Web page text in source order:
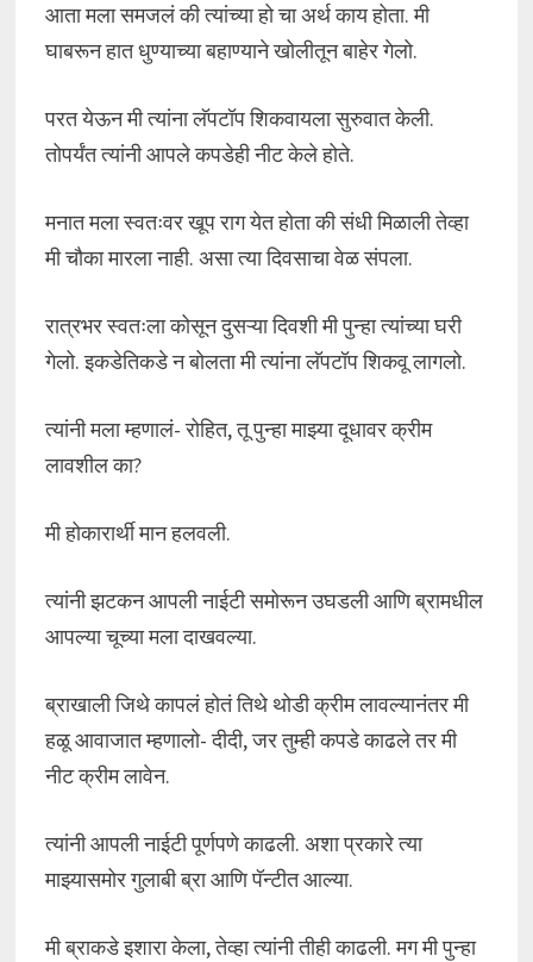
आता मला समजलं की त्यांच्या हो चा अर्थ काय होता. मी
घाबरून हात धुण्याच्या बहाण्याने खोलीतून बाहेर गेलो.
परत येऊन मी त्यांना लॅपटॉप शिकवायला सुरुवात केली.
तोपर्यंत त्यांनी आपले कपडेही नीट केले होते.
मनात मला स्वतःवर खूप राग येत होता की संधी मिळाली तेव्हा
मी चौका मारला नाही. असा त्या दिवसाचा वेळ संपला.
रात्रभर स्वतःला कोसून दुसऱ्या दिवशी मी पुन्हा त्यांच्या घरी
गेलो. इकडेतिकडे न बोलता मी त्यांना लॅपटॉप शिकवू लागलो.
त्यांनी मला म्हणालं- रोहित, तू पुन्हा माझ्या दूधावर क्रीम
लावशील का?
मी होकारार्थी मान हलवली.
त्यांनी झटकन आपली नाईटी समोरून उघडली आणि ब्रामधील
आपल्या चूच्या मला दाखवल्या.
ब्राखाली जिथे कापलं होतं तिथे थोडी क्रीम लावल्यानंतर मी
हळू आवाजात म्हणालो- दीदी, जर तुम्ही कपडे काढले तर मी
नीट क्रीम लावेन.
त्यांनी आपली नाईटी पूर्णपणे काढली. अशा प्रकारे त्या
माझ्यासमोर गुलाबी ब्रा आणि पॅन्टीत आल्या.
मी ब्राकडे इशारा केला, तेव्हा त्यांनी तीही काढली. मग मी पुन्हा